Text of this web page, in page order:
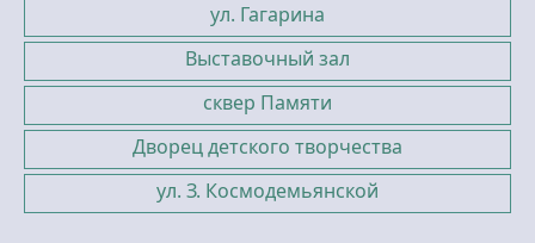
ул. Гагарина
Выставочный зал
сквер Памяти
Дворец детского творчества
ул. З. Космодемьянской